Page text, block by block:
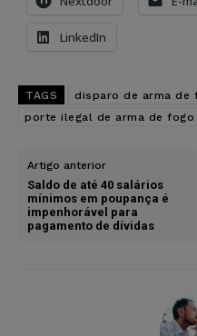
LinkedIn
TAGS
disparo de arma de
porte ilegal de arma de fogo
Artigo anterior
Saldo de até 40 salários
mínimos em poupança é
impenhorável para
pagamento de dívidas